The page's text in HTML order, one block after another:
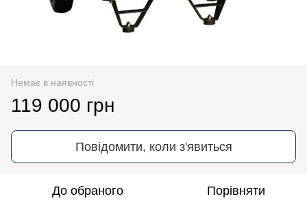
Немає в наявності
119 000 грн
Повідомити, коли з'явиться
До обраного Порівняти